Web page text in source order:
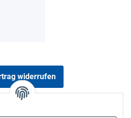
widerrufen